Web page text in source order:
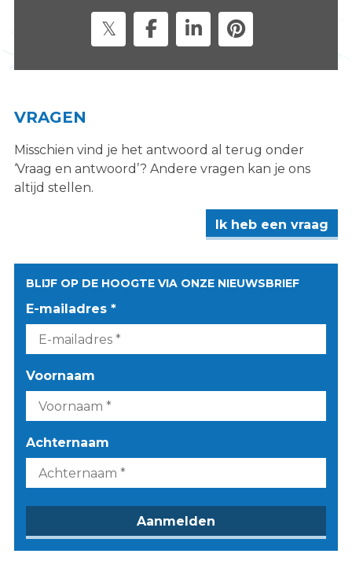
e
VRAGEN
Misschien vind je het antwoord al terug onder
‘Vraag en antwoord’? Andere vragen kan je ons
altijd stellen.
Ik heb een vraag
BLIJF OP DE HOOGTE VIA ONZE NIEUWSBRIEF
E-mailadres *
Voornaam
Achternaam